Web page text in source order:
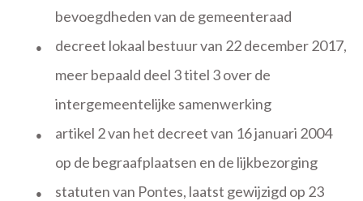
bevoegdheden van de gemeenteraad
●
decreet lokaal bestuur van 22 december 2017,
meer bepaald deel 3 titel 3 over de
intergemeentelijke samenwerking
●
artikel 2 van het decreet van 16 januari 2004
op de begraafplaatsen en de lijkbezorging
●
statuten van Pontes, laatst gewijzigd op 23